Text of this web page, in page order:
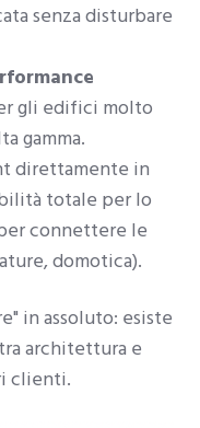
senza disturbare
gli edifici molto
gamma.
direttamente in
totale per lo
connettere le
domotica).
in assoluto: esiste
architettura e
clienti.